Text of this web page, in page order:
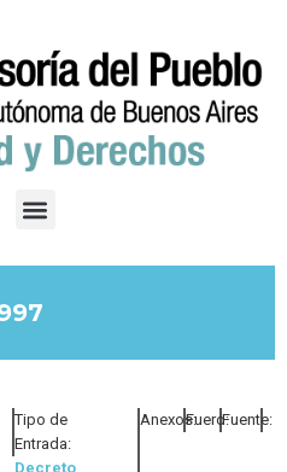
Tipo de
Entrada:
Decreto
Anexos:Fuero:Fuente: